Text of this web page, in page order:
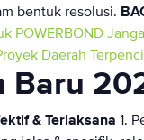
bentuk resolusi.
POWERBOND
Daerah Terpencil
Baru
& Terlaksana 1.